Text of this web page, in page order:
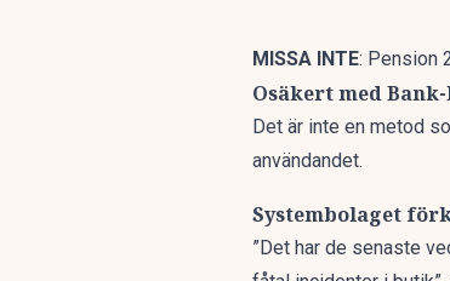
MISSA INTE: Pension
Osäkert med
Det är inte en metod
användandet.
Systembolaget
”Det har de senaste